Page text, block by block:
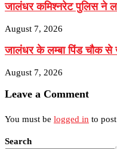
जालंधर कमिश्नरेट पुलिस ने
August 7, 2026
जालंधर के लम्बा पिंड चौक से
August 7, 2026
Leave a Comment
You must be logged in to
Search